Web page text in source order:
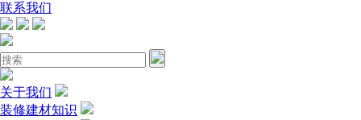
联系我们
关于我们
装修建材知识